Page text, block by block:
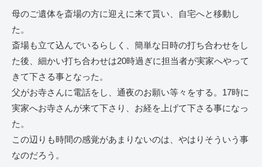
母のご遺体を斎場の方に迎えに来て貰い、自宅へと移動し
た。
斎場も立て込んでいるらしく、簡単な日時の打ち合わせをし
た後、細かい打ち合わせは20時過ぎに担当者が実家へやって
きて下さる事となった。
父がお寺さんに電話をし、通夜のお願い等々をする。17時に
実家へお寺さんが来て下さり、お経を上げて下さる事になっ
た。
この辺りも時間の感覚があまりないのは、やはりそういう事
なのだろう。